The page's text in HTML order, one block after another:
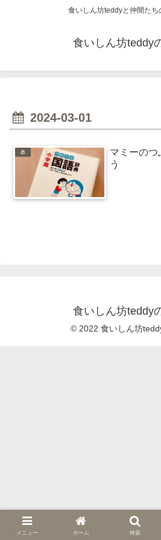
食いしん坊teddyと仲間たち
食いしん坊teddy
2024-03-01
本
マミーのつ
う
食いしん坊teddy
© 2022 食いしん坊
メニュー ホーム 検索